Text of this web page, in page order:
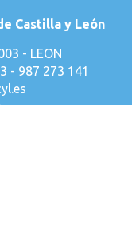
Castilla y León
- LEON
- 987 273 141